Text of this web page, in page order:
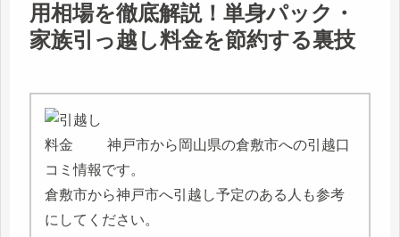
用相場を徹底解説！単身パック・
家族引っ越し料金を節約する裏技
神戸市から岡山県の倉敷市への引越口
コミ情報です。
倉敷市から神戸市へ引越し予定のある人も参考
にしてください。